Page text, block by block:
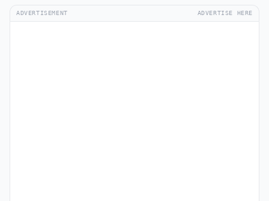
ADVERTISEMENT ADVERTISE HERE